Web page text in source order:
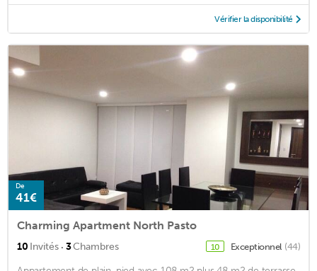
Vérifier la disponibilité
De
41€
Charming Apartment North Pasto
10 Invités · 3Chambres 10 Exceptionnel (44)